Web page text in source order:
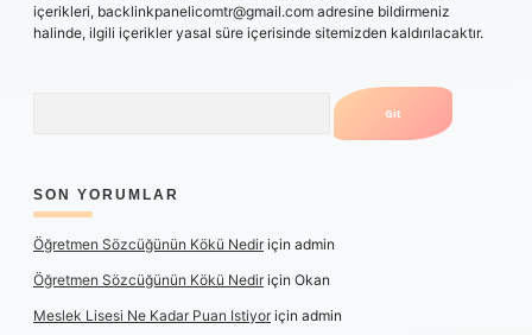
içerikleri, backlinkpanelicomtr@gmail.com adresine bildirmeniz
halinde, ilgili içerikler yasal süre içerisinde sitemizden kaldırılacaktır.
SON YORUMLAR
Öğretmen Sözcüğünün Kökü Nediriçin admin
Öğretmen Sözcüğünün Kökü Nediriçin Okan
Meslek Lisesi Ne Kadar Puan Istiyoriçin admin